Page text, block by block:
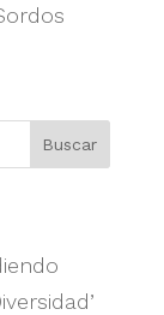
Buscar